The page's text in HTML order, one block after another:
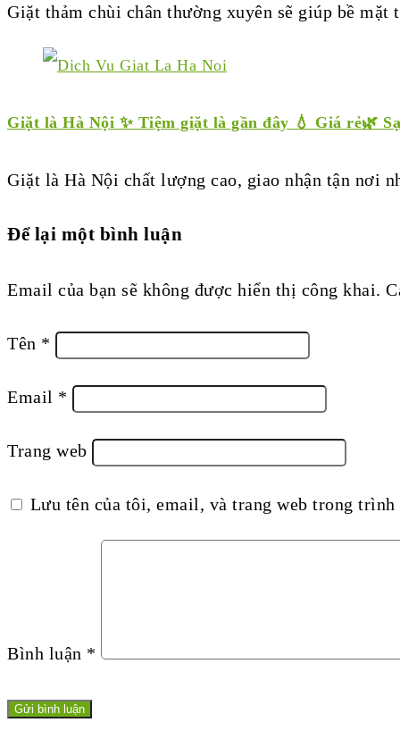
Giặt thảm chùi chân thường xuyên sẽ giúp bề
Giặt là Hà Nội ✨ Tiệm giặt là gần đây 💧 Giá rẻ🌿
Giặt là Hà Nội chất lượng cao, giao nhận tận nơi
Để lại một bình luận
Email của bạn sẽ không được hiển thị công khai.
Tên *
Email *
Trang web
Lưu tên của tôi, email, và trang web trong
Bình luận *